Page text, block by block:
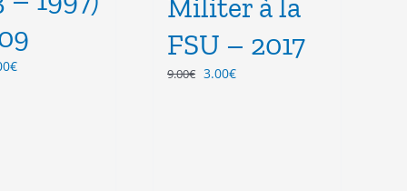
€Le
Militer à la
FSU – 2017
9.00€ Le
3.00€Le